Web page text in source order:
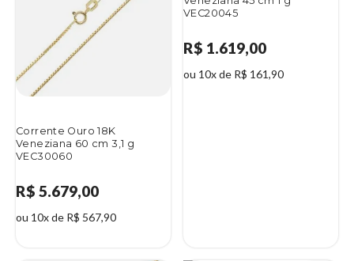
Corrente Ouro 18K
Veneziana 60 cm 3,1 g
VEC30060
R$ 5.679,00
ou 10x de R$ 567,90
VEC20045
R$ 1.619,00
ou 10x de R$ 161,90